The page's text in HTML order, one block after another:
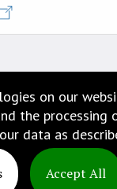
on our
the processing
data as
Accept All